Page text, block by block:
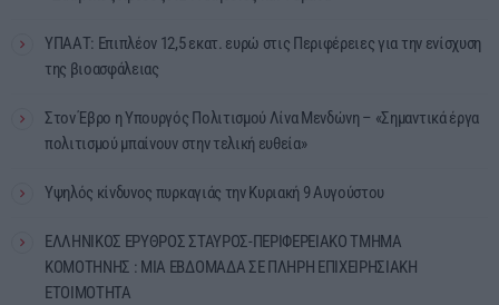
ΥΠΑΑΤ: Επιπλέον 12,5 εκατ. ευρώ στις Περιφέρειες για την ενίσχυση
της βιοασφάλειας
Στον Έβρο η Υπουργός Πολιτισμού Λίνα Μενδώνη – «Σημαντικά έργα
πολιτισμού μπαίνουν στην τελική ευθεία»
Υψηλός κίνδυνος πυρκαγιάς την Κυριακή 9 Αυγούστου
ΕΛΛΗΝΙΚΟΣ ΕΡΥΘΡΟΣ ΣΤΑΥΡΟΣ-ΠΕΡΙΦΕΡΕΙΑΚΟ ΤΜΗΜΑ
ΚΟΜΟΤΗΝΗΣ : ΜΙΑ ΕΒΔΟΜΑΔΑ ΣΕ ΠΛΗΡΗ ΕΠΙΧΕΙΡΗΣΙΑΚΗ
ΕΤΟΙΜΟΤΗΤΑ